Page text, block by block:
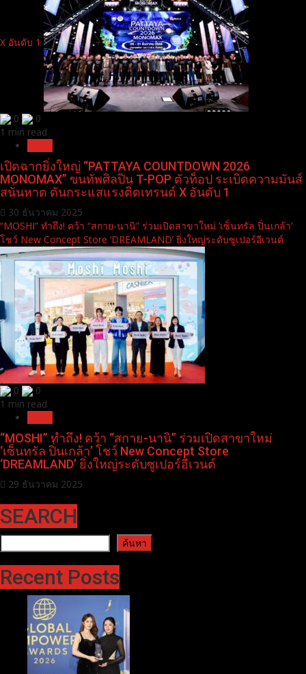
X อันดับ 1
0
0
1 min read
เปิดฉากยิ่งใหญ่ “PATTAYA COUNTDOWN 2026
MONOMAX” ขนทัพศิลปิน T-POP ตัวท็อป ระเบิดความมันส์
สนั่นหาด ดันกระแสแรงติดเทรนด์ X อันดับ 1
30 ธันวาคม 2025
“MOSHI” ทำถึง! คว้า “สกาย-นานิ” ร่วมเปิดสาขาใหม่ ‘เซ็นทรัล ปิ่นเกล้า’
โชว์ New Concept Store ‘DREAMLAND’ ยิ่งใหญ่ระดับซูเปอร์อีเวนต์
0
0
1 min read
“MOSHI” ทำถึง! คว้า “สกาย-นานิ” ร่วมเปิดสาขาใหม่
‘เซ็นทรัล ปิ่นเกล้า’ โชว์ New Concept Store
‘DREAMLAND’ ยิ่งใหญ่ระดับซูเปอร์อีเวนต์
29 ธันวาคม 2025
SEARCH
ค้นหา ค้นหา
Recent Posts